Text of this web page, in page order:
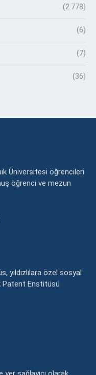
(2.778)
(6)
(7)
(36)
Üniversitesi öğrencileri
öğrenci ve mezun
yıldızlılara özel sosyal
Patent Enstitüsü